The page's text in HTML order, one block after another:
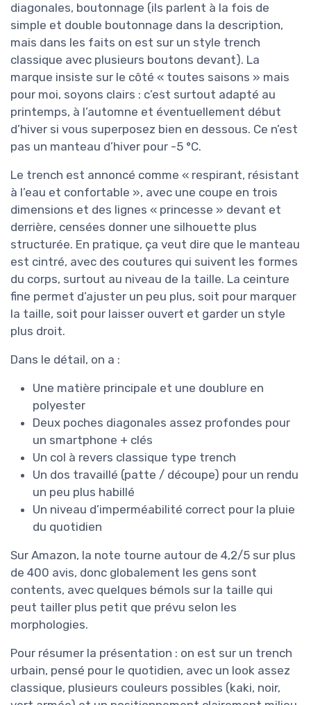
diagonales, boutonnage (ils parlent à la fois de
simple et double boutonnage dans la description,
mais dans les faits on est sur un style trench
classique avec plusieurs boutons devant). La
marque insiste sur le côté « toutes saisons » mais
pour moi, soyons clairs : c’est surtout adapté au
printemps, à l’automne et éventuellement début
d’hiver si vous superposez bien en dessous. Ce n’est
pas un manteau d’hiver pour -5 °C.
Le trench est annoncé comme « respirant, résistant
à l’eau et confortable », avec une coupe en trois
dimensions et des lignes « princesse » devant et
derrière, censées donner une silhouette plus
structurée. En pratique, ça veut dire que le manteau
est cintré, avec des coutures qui suivent les formes
du corps, surtout au niveau de la taille. La ceinture
fine permet d’ajuster un peu plus, soit pour marquer
la taille, soit pour laisser ouvert et garder un style
plus droit.
Dans le détail, on a :
Une matière principale et une doublure en
polyester
Deux poches diagonales assez profondes pour
un smartphone + clés
Un col à revers classique type trench
Un dos travaillé (patte / découpe) pour un rendu
un peu plus habillé
Un niveau d’imperméabilité correct pour la pluie
du quotidien
Sur Amazon, la note tourne autour de 4,2/5 sur plus
de 400 avis, donc globalement les gens sont
contents, avec quelques bémols sur la taille qui
peut tailler plus petit que prévu selon les
morphologies.
Pour résumer la présentation : on est sur un trench
urbain, pensé pour le quotidien, avec un look assez
classique, plusieurs couleurs possibles (kaki, noir,